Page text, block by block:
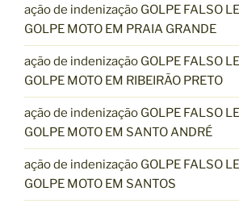
ação de indenização GOLPE FALSO
GOLPE MOTO EM PRAIA GRANDE
ação de indenização GOLPE FALSO
GOLPE MOTO EM RIBEIRÃO PRETO
ação de indenização GOLPE FALSO
GOLPE MOTO EM SANTO ANDRÉ
ação de indenização GOLPE FALSO
GOLPE MOTO EM SANTOS